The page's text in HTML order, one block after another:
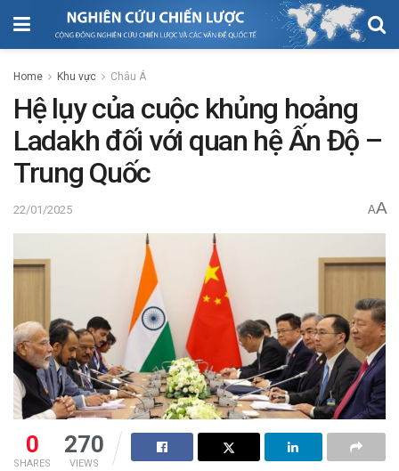
Home Khu vực Châu Á
Hệ lụy của cuộc khủng hoảng
Ladakh đối với quan hệ Ấn Độ –
Trung Quốc
22/01/2025 AA
0
SHARES
270
VIEWS